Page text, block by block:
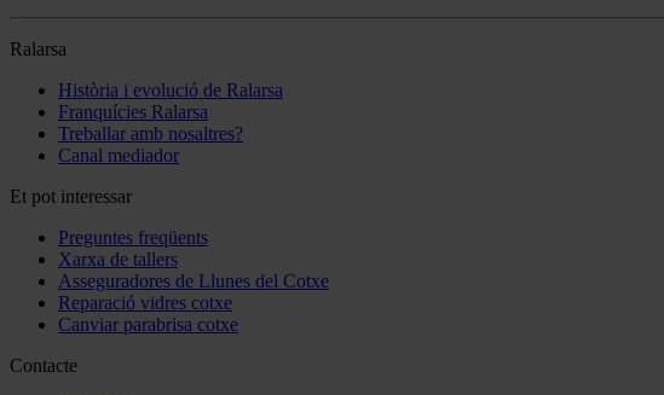
Ralarsa
Història i evolució de Ralarsa
Franquícies Ralarsa
Treballar amb nosaltres?
Canal mediador
Et pot interessar
Preguntes freqüents
Xarxa de tallers
Asseguradores de Llunes del Cotxe
Reparació vidres cotxe
Canviar parabrisa cotxe
Contacte